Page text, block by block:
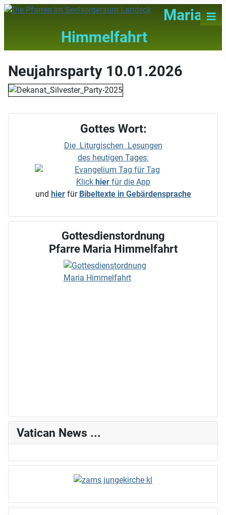
Maria
Himmelfahrt
≡
Neujahrsparty 10.01.2026
Gottes Wort:
Die Liturgischen Lesungen
des heutigen Tages:
Klick hierfür die App
und hier für Bibeltexte in Gebärdensprache
Gottesdienstordnung
Pfarre Maria Himmelfahrt
Vatican News ...